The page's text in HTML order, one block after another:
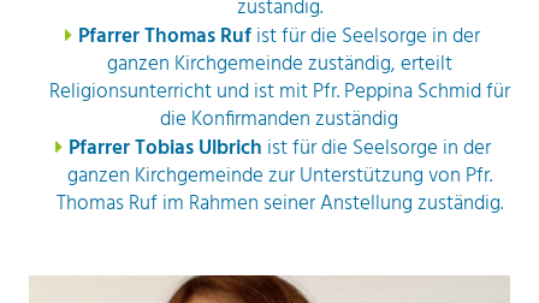
zuständig.
Pfarrer Thomas Rufist für die Seelsorge in der
ganzen Kirchgemeinde zuständig, erteilt
Religionsunterricht und ist mit Pfr. Peppina Schmid für
die Konfirmanden zuständig
Pfarrer Tobias Ulbrich ist für die Seelsorge in der
ganzen Kirchgemeinde zur Unterstützung von Pfr.
Thomas Ruf im Rahmen seiner Anstellung zuständig.